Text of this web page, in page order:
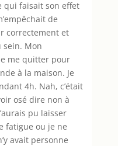
qui faisait son effet
de
correctement et
sein. Mon
me quitter pour
à la maison. Je
4h. Nah, c’était
osé dire non à
pu laisser
fatigue ou je ne
avait personne